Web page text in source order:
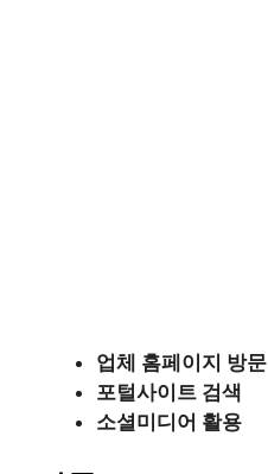
업체 홈페이지 방문
포털사이트 검색
소셜미디어 활용